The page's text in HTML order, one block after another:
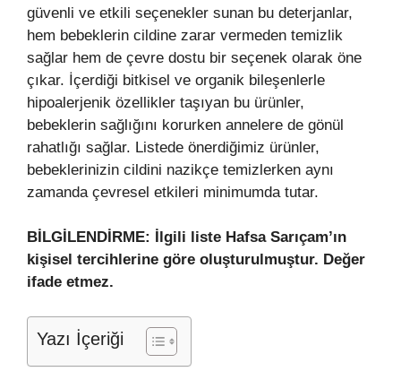
güvenli ve etkili seçenekler sunan bu deterjanlar,
hem bebeklerin cildine zarar vermeden temizlik
sağlar hem de çevre dostu bir seçenek olarak öne
çıkar. İçerdiği bitkisel ve organik bileşenlerle
hipoalerjenik özellikler taşıyan bu ürünler,
bebeklerin sağlığını korurken annelere de gönül
rahatlığı sağlar. Listede önerdiğimiz ürünler,
bebeklerinizin cildini nazikçe temizlerken aynı
zamanda çevresel etkileri minimumda tutar.
BİLGİLENDİRME: İlgili liste Hafsa Sarıçam’ın
kişisel tercihlerine göre oluşturulmuştur. Değer
ifade etmez.
Yazı İçeriği